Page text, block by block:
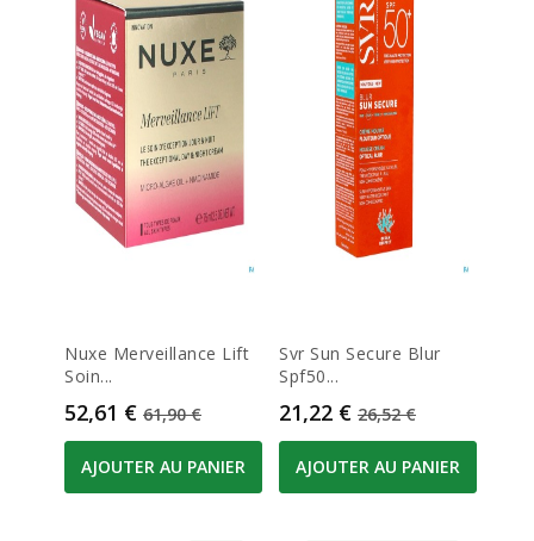
Nuxe Merveillance Lift
Soin...
Prix
52,61 € Prix de base
61,90 €
AJOUTER AU PANIER
Svr Sun Secure Blur
Spf50...
Prix
21,22 € Prix de base
26,52 €
AJOUTER AU PANIER